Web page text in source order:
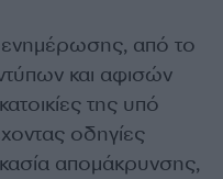
ενημέρωσης, από το
και αφισών
της υπό
οδηγίες
απομάκρυνσης,